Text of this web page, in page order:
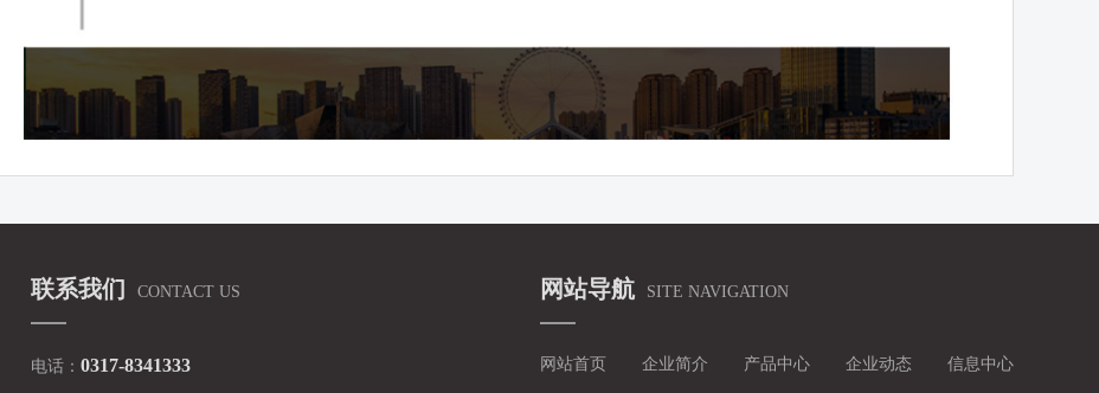
联系我们 CONTACT US
电话： 0317-8341333
网站导航 SITE NAVIGATION
网站首页 企业简介 产品中心 企业动态 信息中心